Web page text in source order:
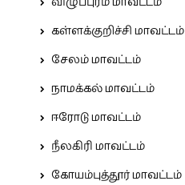
கள்ளக்குறிச்சி மாவட்டம்
சேலம் மாவட்டம்
நாமக்கல் மாவட்டம்
ஈரோடு மாவட்டம்
நீலகிரி மாவட்டம்
கோயம்புத்தூர் மாவட்டம்